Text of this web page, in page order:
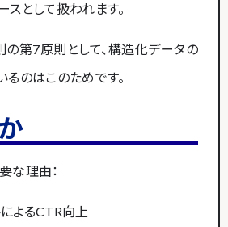
として扱われます。
第7原則として、構造化データの
のはこのためです。
な理由：
よるCTR向上